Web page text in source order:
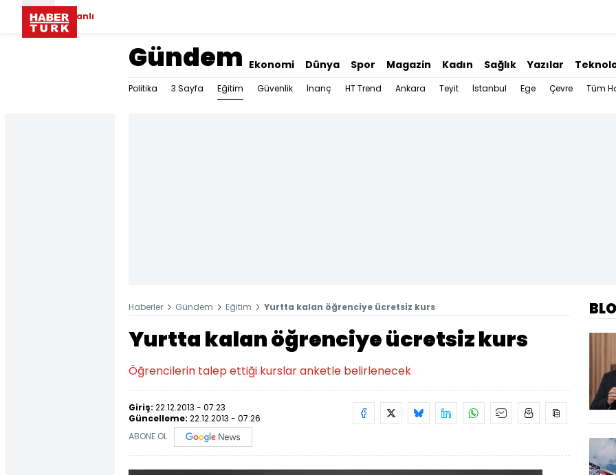
Canlı
Gündem Ekonomi Dünya Spor Magazin Kadın Sağlık Yazılar
Politika 3.Sayfa Eğitim Güvenlik İnanç HT Trend Ankara Teyit İstanbul Ege Çevre Tüm
Haberler Gündem Eğitim Yurtta kalan öğrenciye ücretsiz kurs
Yurtta kalan öğrenciye ücretsiz kurs
Öğrencilerin talep ettiği kurslar anketle belirlenecek
Giriş: 22.12.2013 - 07:23
Güncelleme: 22.12.2013 - 07:26
ABONE OL